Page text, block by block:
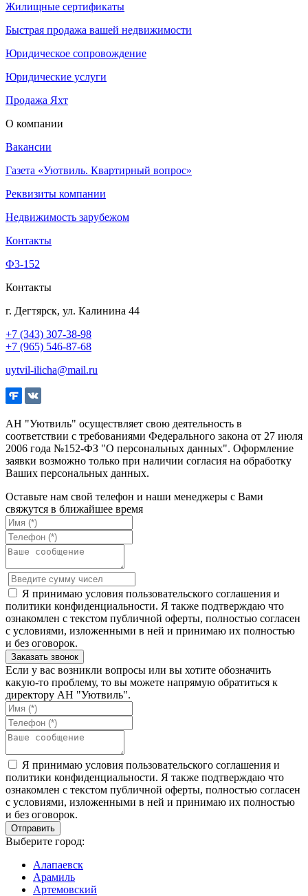
Жилищные сертификаты
Быстрая продажа вашей недвижимости
Юридическое сопровождение
Юридические услуги
Продажа Яхт
О компании
Вакансии
Газета «Уютвиль. Квартирный вопрос»
Реквизиты компании
Недвижимость зарубежом
Контакты
Ф3-152
Контакты
г. Дегтярск, ул. Калинина 44
+7 (343) 307-38-98
+7 (965) 546-87-68
uytvil-ilicha@mail.ru
АН "Уютвиль" осуществляет свою деятельность в
соответствии с требованиями Федерального закона от 27 июля
2006 года №152-ФЗ "О персональных данных". Оформление
заявки возможно только при наличии согласия на обработку
Ваших персональных данных.
Оставьте нам свой телефон и наши менеджеры с Вами
свяжутся в ближайшее время
Я принимаю условия пользовательского соглашения и
политики конфиденциальности. Я также подтверждаю что
ознакомлен с текстом публичной оферты, полностью согласен
с условиями, изложенными в ней и принимаю их полностью
и без оговорок.
Если у вас возникли вопросы или вы хотите обозначить
какую-то проблему, то вы можете напрямую обратиться к
директору АН "Уютвиль".
Я принимаю условия пользовательского соглашения и
политики конфиденциальности. Я также подтверждаю что
ознакомлен с текстом публичной оферты, полностью согласен
с условиями, изложенными в ней и принимаю их полностью
и без оговорок.
Выберите город:
Алапаевск
Арамиль
Артемовский